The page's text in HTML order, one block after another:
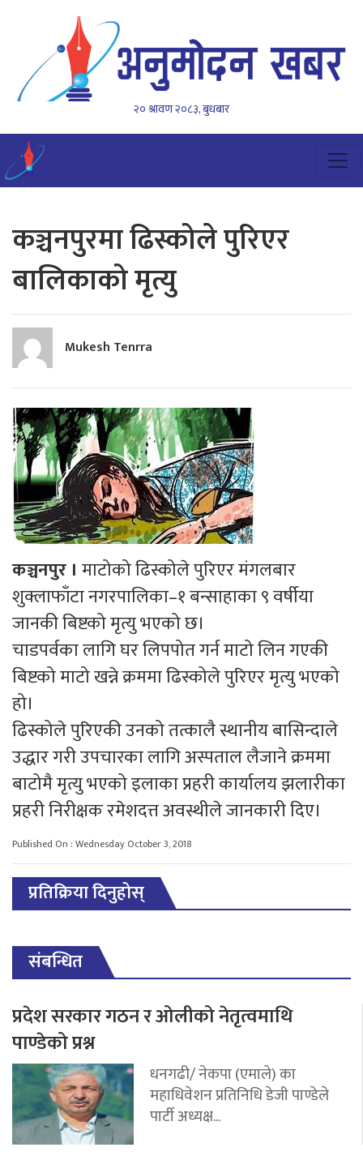
२० श्रावण २०८३, बुधबार
कञ्चनपुरमा ढिस्कोले पुरिएर
बालिकाको मृत्यु
Mukesh Tenrra
कञ्चनपुर । माटोको ढिस्कोले पुरिएर मंगलबार
शुक्लाफाँटा नगरपालिका–१ बन्साहाका ९ वर्षीया
जानकी बिष्टको मृत्यु भएको छ।
चाडपर्वका लागि घर लिपपोत गर्न माटो लिन गएकी
बिष्टको माटो खन्ने क्रममा ढिस्कोले पुरिएर मृत्यु भएको
हो।
ढिस्कोले पुरिएकी उनको तत्कालै स्थानीय बासिन्दाले
उद्धार गरी उपचारका लागि अस्पताल लैजाने क्रममा
बाटोमै मृत्यु भएको इलाका प्रहरी कार्यालय झलारीका
प्रहरी निरीक्षक रमेशदत्त अवस्थीले जानकारी दिए।
Published On : Wednesday October 3, 2018
प्रतिक्रिया दिनुहोस्
संबन्धित
प्रदेश सरकार गठन र ओलीको नेतृत्वमाथि
पाण्डेको प्रश्न
धनगढी/ नेकपा (एमाले) का
महाधिवेशन प्रतिनिधि डेजी पाण्डेले
पार्टी अध्यक्ष...